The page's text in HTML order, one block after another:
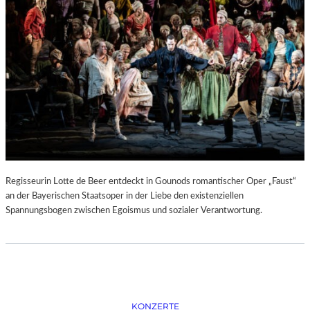
–
K
Ü
N
S
T
L
E
R
,
T
M
Regisseurin Lotte de Beer entdeckt in Gounods romantischer Oper „Faust“
an der Bayerischen Staatsoper in der Liebe den existenziellen
Spannungsbogen zwischen Egoismus und sozialer Verantwortung.
KONZERTE